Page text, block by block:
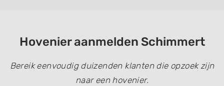
Hovenier aanmelden Schimmert
Bereik eenvoudig duizenden klanten die opzoek zijn
naar een hovenier.